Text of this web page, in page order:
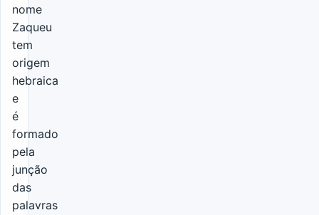
nome
Zaqueu
tem
origem
hebraica
e
é
formado
pela
junção
das
palavras